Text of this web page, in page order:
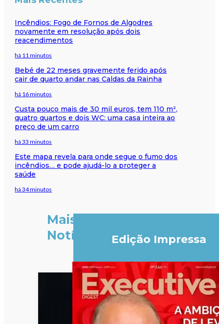
Incêndios: Fogo de Fornos de Algodres
novamente em resolução após dois
reacendimentos
há 11 minutos
Bebé de 22 meses gravemente ferido após
cair de quarto andar nas Caldas da Rainha
há 16 minutos
Custa pouco mais de 30 mil euros, tem 110 m²,
quatro quartos e dois WC: uma casa inteira ao
preço de um carro
há 33 minutos
Este mapa revela para onde segue o fumo dos
incêndios… e pode ajudá-lo a proteger a
saúde
há 34 minutos
Mais
Notícias
Edição Impressa